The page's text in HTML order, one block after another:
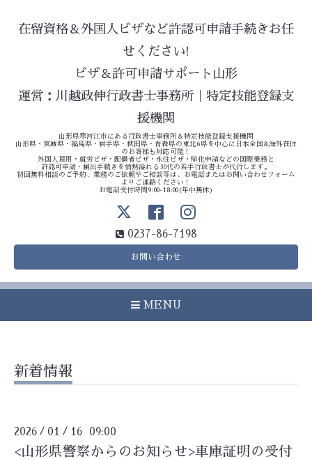
在留資格＆外国人ビザなど許認可申請手続きお任
せください!
ビザ＆許可申請サポート山形
運営：川越政伸行政書士事務所｜特定技能登録支
援機関
山形県寒河江市にある行政書士事務所＆特定技能登録支援機関
山形県・宮城県・福島県・岩手県・秋田県・青森県の東北6県を中心に日本全国&海外在住
のお客様も対応可能！
外国人雇用・就労ビザ・配偶者ビザ・永住ビザ・帰化申請などの国際業務と
許認可申請・届出手続きを情熱溢れる30代の若手行政書士が代行します。
初回無料相談のご予約、業務のご依頼やご相談等は、お電話またはお問い合わせフォーム
よりご連絡ください！
お電話受付時間9:00-18:00(年中無休)
0237-86-7198
お問い合わせ
MENU
新着情報
2026 / 01 / 16 09:00
<山形県警察からのお知らせ>車庫証明の受付